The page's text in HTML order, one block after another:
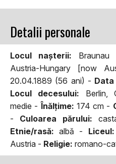
Detalii personale
Locul naşterii: Braunau
Austria-Hungary [now
20.04.1889 (56 ani) -
Locul decesului: Berlin,
medie -Înălţime: 174 cm -
- Culoarea părului:
Etnie/rasă: albă - Liceul:
Austria - Religie: romano-